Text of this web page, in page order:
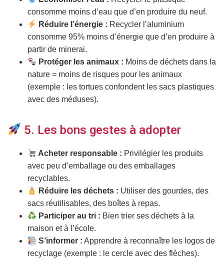
consomme moins d’eau que d’en produire du neuf.
Réduire l’énergie : Recycler l’aluminium
consomme 95% moins d’énergie que d’en produire à
partir de minerai.
Protéger les animaux : Moins de déchets dans la
nature = moins de risques pour les animaux
(exemple : les tortues confondent les sacs plastiques
avec des méduses).
5. Les bons gestes à adopter
Acheter responsable : Privilégier les produits
avec peu d’emballage ou des emballages
recyclables.
Réduire les déchets : Utiliser des gourdes, des
sacs réutilisables, des boîtes à repas.
Participer au tri : Bien trier ses déchets à la
maison et à l’école.
S’informer : Apprendre à reconnaître les logos de
recyclage (exemple : le cercle avec des flèches).